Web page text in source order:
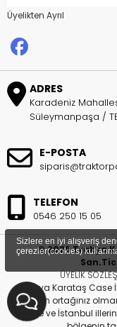
Üyelikten Ayrıl
ADRES
Karadeniz
Süleymanpaşa /
E-POSTA
TELEFON
0546 250 15 05
© 2026 Trakya
ÜYELİK
Trakya Karataş
çözüm ortağınız
Edirne ve İstanbul
Sizlere en iyi alışveriş
çerezler(cookies)